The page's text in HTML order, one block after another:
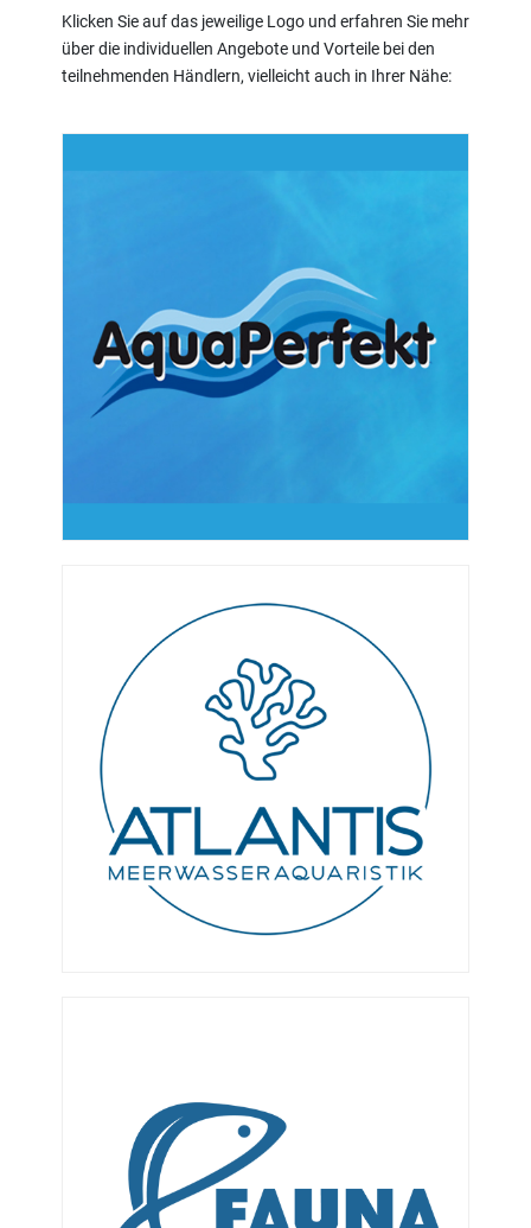
Klicken Sie auf das jeweilige Logo und erfahren Sie mehr
über die individuellen Angebote und Vorteile bei den
teilnehmenden Händlern, vielleicht auch in Ihrer Nähe: